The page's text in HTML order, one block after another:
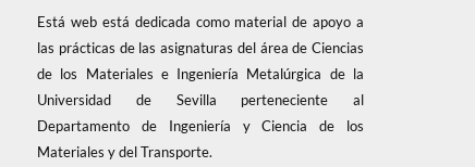
Está web está dedicada como material de apoyo a
las prácticas de las asignaturas del área de Ciencias
de los Materiales e Ingeniería Metalúrgica de la
Universidad de Sevilla perteneciente al
Departamento de Ingeniería y Ciencia de los
Materiales y del Transporte.